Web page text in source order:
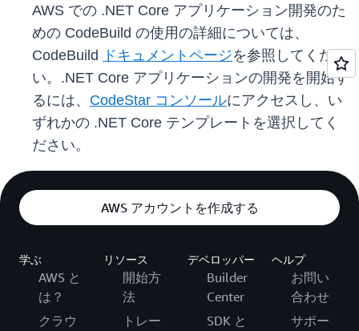
AWS での .NET Core アプリケーション開発のた
めの CodeBuild の使用の詳細については、
CodeBuild
ドキュメントページを参照してくださ
い。.NET Core アプリケーションの開発を開始す
るには、 CodeStar コンソールにアクセスし、い
ずれかの .NET Core テンプレートを選択してく
ださい。
AWS アカウントを作成する
学ぶ
AWS と
は？
クラウ
リソース
開始方
法
トレー
デベロッパー
Builder
Center
SDK と
ヘルプ
お問い
合わせ
サポー